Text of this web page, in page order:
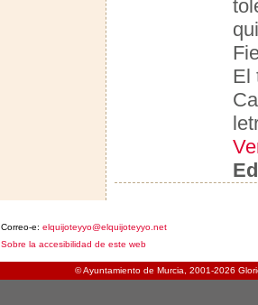
El
Correo-e: elquijoteyyo@elquijoteyyo.net
Sobre la accesibilidad de este web
© Ayuntamiento de Murcia, 2001-2026